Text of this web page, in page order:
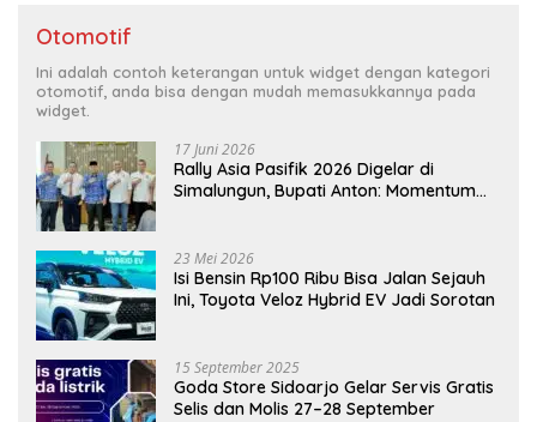
Otomotif
Ini adalah contoh keterangan untuk widget dengan kategori
otomotif, anda bisa dengan mudah memasukkannya pada
widget.
17 Juni 2026
Rally Asia Pasifik 2026 Digelar di
Simalungun, Bupati Anton: Momentum
23 Mei 2026
Isi Bensin Rp100 Ribu Bisa Jalan Sejauh
Ini, Toyota Veloz Hybrid EV Jadi Sorotan
15 September 2025
Goda Store Sidoarjo Gelar Servis Gratis
Selis dan Molis 27–28 September